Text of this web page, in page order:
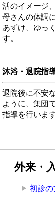
活のイメージ
母さんの体調
あずけ、ゆっ
す。
沐浴・退院指
退院後に不安
ように、集団
指導を行いま
外来・
初診の